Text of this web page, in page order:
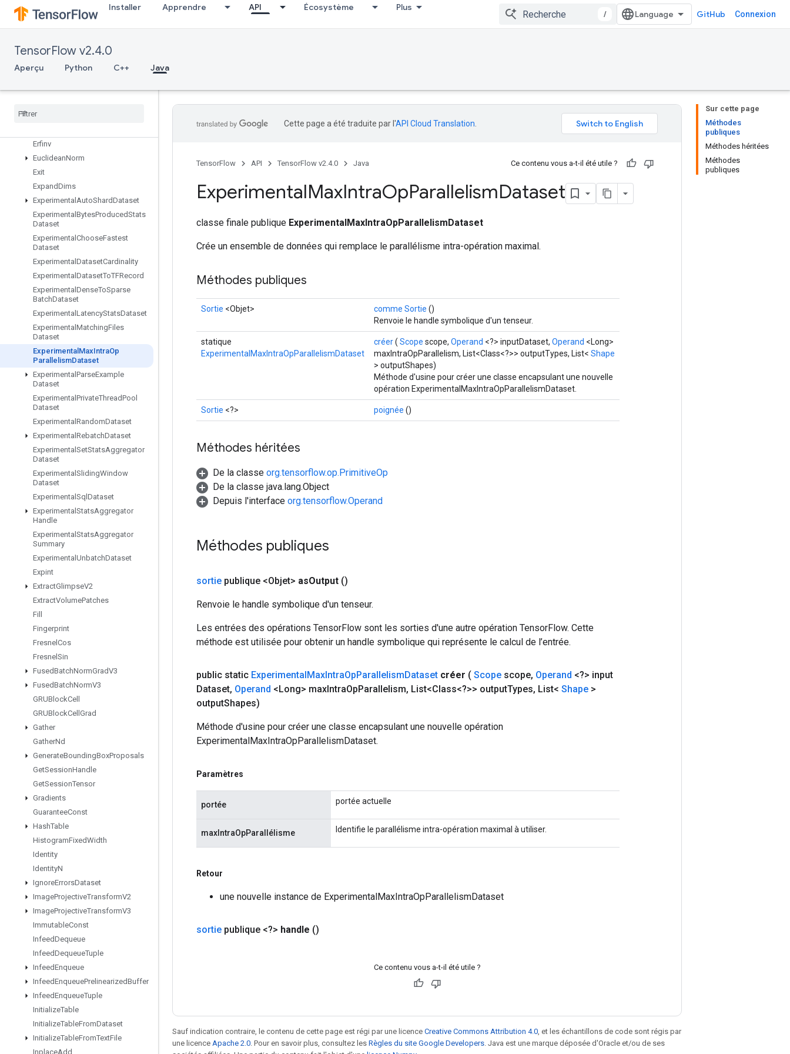
Installer Apprendre API Écosystème Plus
/ GitHub Connexion
TensorFlow v2.4.0
Aperçu Python C++ Java
EmptyTensorList
EmptyTensorMap
EnqueueTPUEmbeddingIntegerBatch
EnqueueTPUEmbeddingRaggedTensorBatch
EnqueueTPUEmbeddingSparse
Ensure
Erfinv
EuclideanNorm
Exit
ExpandDims
Experimental AutoShardDataset
Experimental BytesProducedStats
Dataset
Experimental ChooseFastest
Dataset
Experimental DatasetCardinality
Experimental DatasetToTFRecord
Experimental DenseToSparse
BatchDataset
Experimental LatencyStatsDataset
Experimental MatchingFiles
Dataset
Experimental MaxIntraOp
ParallelismDataset
Experimental ParseExample
Dataset
Experimental PrivateThreadPool
Dataset
Experimental RandomDataset
Experimental RebatchDataset
Experimental SetStatsAggregator
Dataset
Experimental SlidingWindow
Dataset
Experimental Sql Dataset
Experimental StatsAggregator
Handle
Experimental StatsAggregator
Summary
Experimental UnbatchDataset
Expint
ExtractGlimpseV2
ExtractVolumePatches
Fill
Fingerprint
Fresnel Cos
Fresnel Sin
FusedBatchNormGradV3
FusedBatchNormV3
GRUBlockCell
GRUBlockCell Grad
Gather
GatherNd
GenerateBoundingBoxProposals
GetSessionHandle
GetSessionTensor
Gradients
GuaranteeConst
HashTable
HistogramFixedWidth
Identity
IdentityN
IgnoreErrorsDataset
ImageProjectiveTransformV2
ImageProjectiveTransformV3
ImmutableConst
InfeedDequeue
InfeedDequeueTuple
InfeedEnqueue
InfeedEnqueuePrelinearizedBuffer
InfeedEnqueueTuple
InitializeTable
InitializeTableFromDataset
InitializeTableFromTextFile
InplaceAdd
Sur cette page
Méthodes
publiques
Méthodes héritées
Méthodes
publiques
Cette page a été traduite par l'API Cloud Translation
TensorFlow API TensorFlow v2.4.0 Java Ce contenu vous a-t-il été utile ?
ExperimentalMaxIntraOpParallelismDataset
classe finale publique ExperimentalMaxIntraOpParallelismDataset
Crée un ensemble de données qui remplace le parallélisme intra-opération maximal.
Méthodes publiques
Sortie <Objet> comme Sortie ()
Renvoie le handle symbolique d'un tenseur.
statique
ExperimentalMaxIntraOpParallelismDataset
créer( Scope scope, Operand <?> inputDataset, Operand <Long>
maxIntraOpParallelism, List<Class<?>> outputTypes, List< Shape
> outputShapes)
Méthode d'usine pour créer une classe encapsulant une nouvelle
opération ExperimentalMaxIntraOpParallelismDataset.
Sortie <?> poignée ()
Méthodes héritées
De la classe org.tensorflow.op.PrimitiveOp
De la classe java.lang.Object
Depuis l'interface org.tensorflow.Operand
Méthodes publiques
sortie publique <Objet> asOutput ()
Renvoie le handle symbolique d'un tenseur.
Les entrées des opérations TensorFlow sont les sorties d'une autre opération TensorFlow. Cette
méthode est utilisée pour obtenir un handle symbolique qui représente le calcul de l’entrée.
public static ExperimentalMaxIntraOpParallelismDataset créer ( Scope scope, Operand <?> input
Dataset, Operand <Long> maxIntraOpParallelism, List<Class<?>> outputTypes, List< Shape >
outputShapes)
Méthode d'usine pour créer une classe encapsulant une nouvelle opération
ExperimentalMaxIntraOpParallelismDataset.
Paramètres
portée portée actuelle
maxIntraOpParallélisme Identifie le parallélisme intra-opération maximal à utiliser.
Retour
une nouvelle instance de ExperimentalMaxIntraOpParallelismDataset
sortie publique <?> handle ()
Ce contenu vous a-t-il été utile ?
Sauf indication contraire, le contenu de cette page est régi par une licence Creative Commons Attribution 4.0 , et les échantillons de code sont régis par
une licence Apache 2.0 . Pour en savoir plus, consultez les Règles du site Google Developers . Java est une marque déposée d'Oracle et/ou de ses